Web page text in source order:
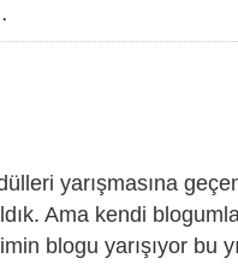
yarışmasına
Ama kendi
blogu yarışıyor bu